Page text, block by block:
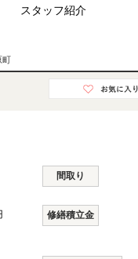
スタッフ紹介
町
間取り
修繕積立金